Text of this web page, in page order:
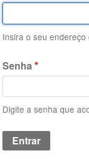
Insira o seu endereço
Senha
Digite a senha que